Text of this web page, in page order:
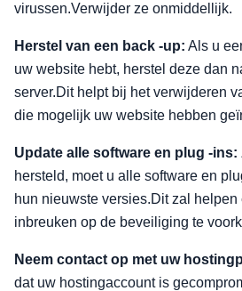
virussen.Verwijder ze onmiddellijk.
Herstel van een back -up: Als u
uw website hebt, herstel deze dan
server.Dit helpt bij het verwijderen
die mogelijk uw website hebben
Update alle software en plug -ins:
hersteld, moet u alle software en
hun nieuwste versies.Dit zal helpen
inbreuken op de beveiliging te
Neem contact op met uw
dat uw hostingaccount is